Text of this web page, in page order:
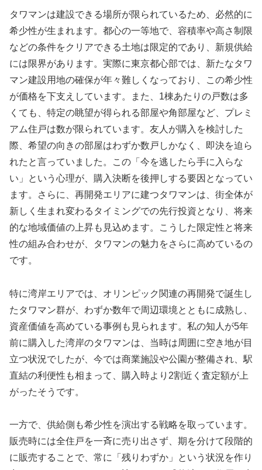
タワマンは建設できる場所が限られているため、必然的に
希少性が生まれます。都心の一等地で、容積率や高さ制限
などの条件をクリアできる土地は限定的であり、新規供給
には限界があります。実際に東京都心部では、新たなタワ
マン建設用地の確保が年々難しくなっており、この希少性
が価格を下支えしています。また、1棟あたりの戸数は多
くても、特定の眺望が得られる部屋や角部屋など、プレミ
アム住戸は数が限られています。友人が購入を検討した
際、希望の向きの部屋はわずか数戸しかなく、即決を迫ら
れたと言っていました。この「今を逃したら手に入らな
い」という心理が、購入決断を後押しする要因となってい
ます。さらに、再開発エリアに建つタワマンは、街全体が
新しく生まれ変わるタイミングでの先行投資となり、将来
的な地域価値の上昇も見込めます。こうした限定性と将来
性の組み合わせが、タワマンの魅力をさらに高めているの
です。
特に湾岸エリアでは、オリンピック関連の再開発で誕生し
たタワマン群が、わずか数年で周辺環境とともに成熟し、
資産価値を高めている事例も見られます。私の知人が5年
前に購入した湾岸のタワマンは、当時は周囲に空き地が目
立つ状況でしたが、今では商業施設や公園が整備され、駅
直結の利便性も相まって、購入時より2割近く査定額が上
がったそうです。
一方で、供給側も希少性を演出する戦略を取っています。
販売時には全住戸を一斉に売り出さず、期を分けて段階的
に販売することで、常に「残りわずか」という状況を作り